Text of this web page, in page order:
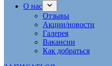
О нас
Отзывы
Акции/новости
Галерея
Вакансии
Как добраться